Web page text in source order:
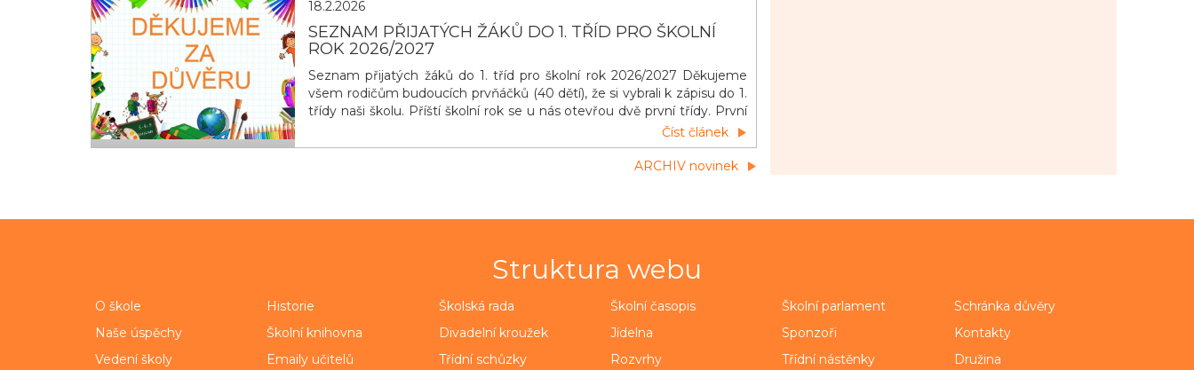
18.2.2026
SEZNAM PŘIJATÝCH ŽÁKŮ DO 1. TŘÍD PRO ŠKOLNÍ
ROK 2026/2027
Seznam přijatých žáků do 1. tříd pro školní rok 2026/2027 Děkujeme
všem rodičům budoucích prvňáčků (40 dětí), že si vybrali k zápisu do 1.
třídy naši školu. Příští školní rok se u nás otevřou dvě první třídy. První
schůzka rodičů budoucích prvňáčků proběhne během měsíce června.
Třídní učitelky zašlou během druhé poloviny května rodičům e-maily s
Číst článek
ARCHIV novinek
Struktura webu
O škole Historie Školská rada Školní časopis Školní parlament
Schránka důvěry
Naše úspěchy
Školní knihovna Divadelní kroužek Jídelna Sponzoři
Kontakty
Vedení školy
Emaily učitelů Třídní schůzky Rozvrhy Třídní nástěnky Družina